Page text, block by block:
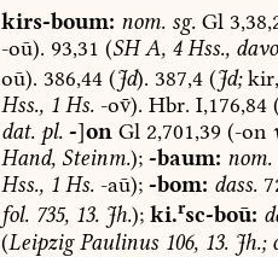
kirs-boum: nom.sg.Gl
-oū). 93,31 (SHA,4Hss.,
oū). 386,44(Jd). 387,4 (Jd;kir,
Hss.,1Hs.-o). Hbr. I,176,84
dat.pl. -]onGl2,701,39 (-on
Hand,Steinm.); -baum: nom.
Hss.,1Hs. -aū); -bom: dass.
fol.735,13.Jh.); ki.rsc-boū:
(LeipzigPaulinus106,13.Jh.;